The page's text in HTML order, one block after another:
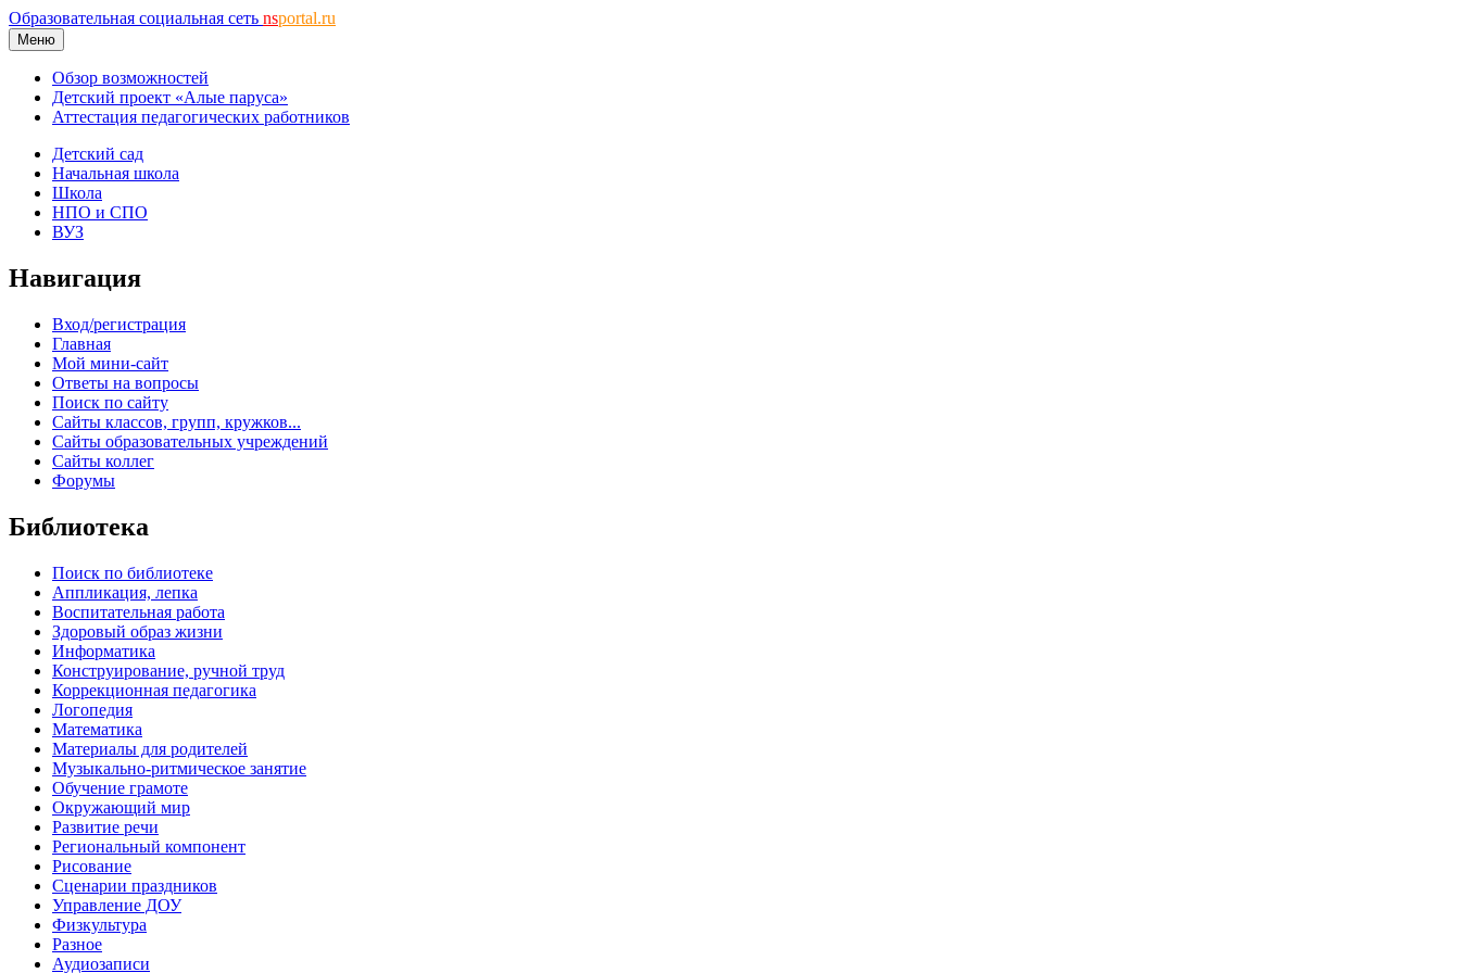
Образовательная социальная сеть nsportal.ru
Меню
Обзор возможностей
Детский проект «Алые паруса»
Аттестация педагогических работников
Детский сад
Начальная школа
Школа
НПО и СПО
ВУЗ
Навигация
Вход/регистрация
Главная
Мой мини-сайт
Ответы на вопросы
Поиск по сайту
Сайты классов, групп, кружков...
Сайты образовательных учреждений
Сайты коллег
Форумы
Библиотека
Поиск по библиотеке
Аппликация, лепка
Воспитательная работа
Здоровый образ жизни
Информатика
Конструирование, ручной труд
Коррекционная педагогика
Логопедия
Математика
Материалы для родителей
Музыкально-ритмическое занятие
Обучение грамоте
Окружающий мир
Развитие речи
Региональный компонент
Рисование
Сценарии праздников
Управление ДОУ
Физкультура
Разное
Аудиозаписи